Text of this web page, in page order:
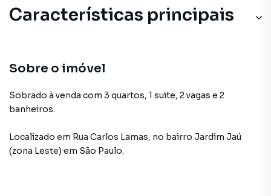
Características principais
Sobre o imóvel
Sobrado à venda com 3 quartos, 1 suite, 2 vagas e 2
banheiros.
Localizado em Rua Carlos Lamas, no bairro Jardim Jaú
(zona Leste) em São Paulo.